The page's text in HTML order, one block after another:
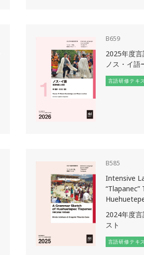
B659
2025年度
ノス・イ語
言語研修テキ
B585
Intensive
2024年度
スト
言語研修テキ